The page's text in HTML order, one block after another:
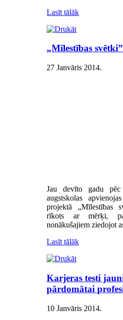
Lasīt tālāk
„Mīlestības svētki”
27 Janvāris 2014.
Jau devīto gadu
augstskolas
projektā „Mīlestības
rīkots ar mērķi,
nonākušajiem ziedojot
Lasīt tālāk
Karjeras testi
pārdomātai
10 Janvāris 2014.